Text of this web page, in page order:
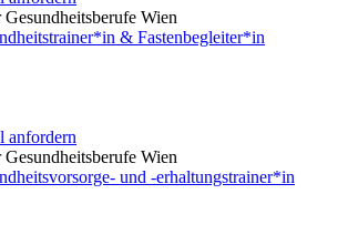
Wien
& Fastenbegleiter*in
anfordern
Wien
und -erhaltungstrainer*in